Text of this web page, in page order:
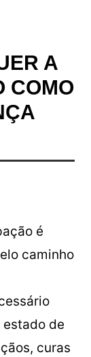
A
COMO
é
caminho
de
curas